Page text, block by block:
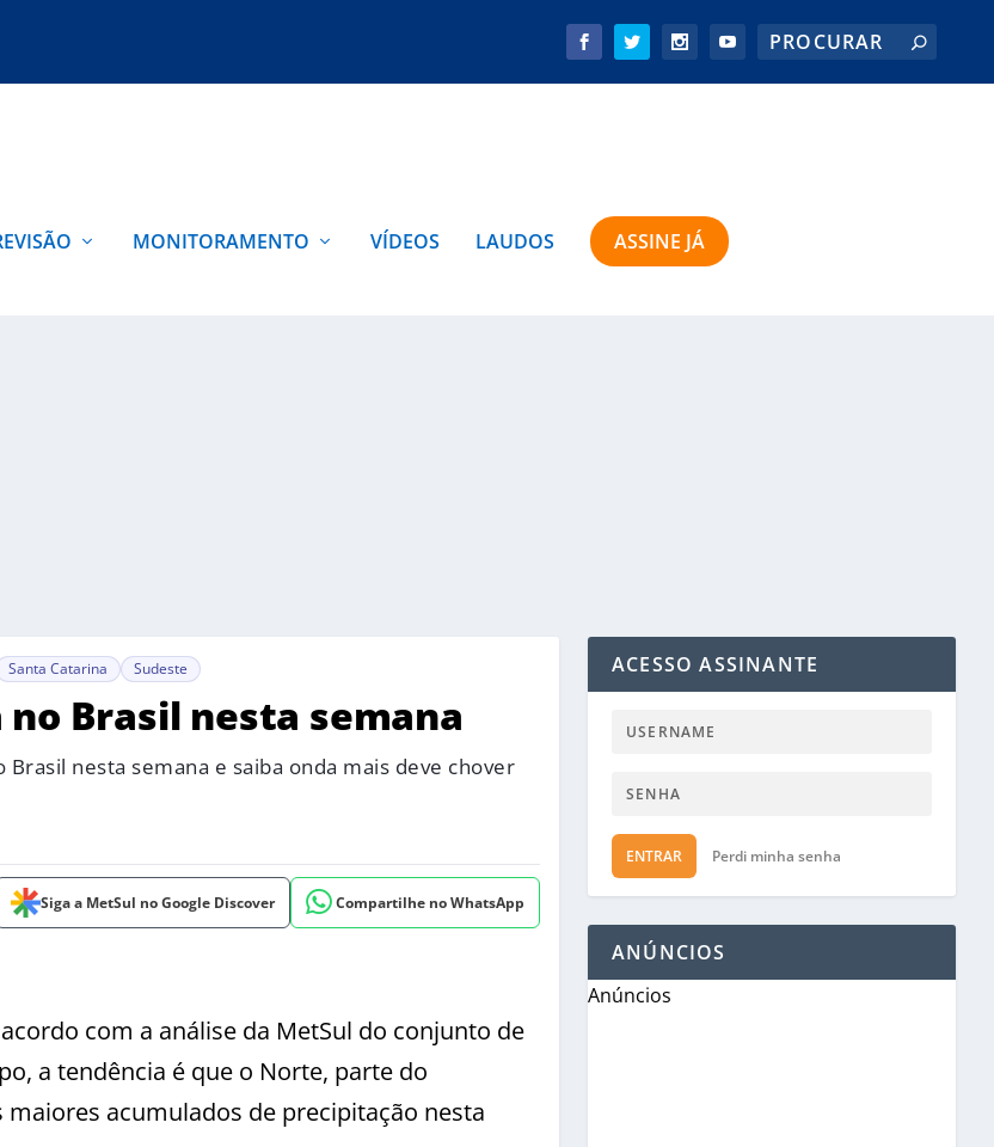
MONITORAMENTO VÍDEOS LAUDOS ASSINE JÁ
Santa Catarina Sudeste
Brasil nesta semana
nesta semana e saiba onda mais deve chover
Siga a MetSul no Google Discover Compartilhe no WhatsApp
com a análise da MetSul do conjunto de
a tendência é que o Norte, parte do
acumulados de precipitação nesta
ACESSO ASSINANTE
ENTRAR Perdi minha senha
ANÚNCIOS
Anúncios